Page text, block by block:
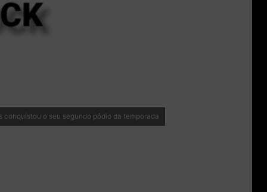
o seu segundo pódio da temporada